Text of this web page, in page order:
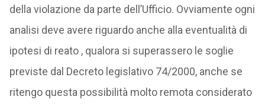
della violazione da parte dell’Ufficio. Ovviamente ogni
analisi deve avere riguardo anche alla eventualità di
ipotesi di reato , qualora si superassero le soglie
previste dal Decreto legislativo 74/2000, anche se
ritengo questa possibilità molto remota considerato